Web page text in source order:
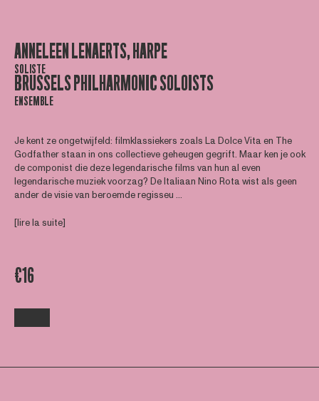
ANNELEEN LENAERTS, HARPE
SOLISTE
BRUSSELS PHILHARMONIC SOLOISTS
ENSEMBLE
Je kent ze ongetwijfeld: filmklassiekers zoals La Dolce Vita en The
Godfather staan in ons collectieve geheugen gegrift. Maar ken je ook
de componist die deze legendarische films van hun al even
legendarische muziek voorzag? De Italiaan Nino Rota wist als geen
ander de visie van beroemde regisseu ...
[lire la suite]
€16